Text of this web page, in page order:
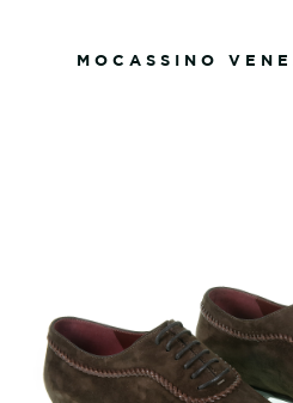
MOCASSINO